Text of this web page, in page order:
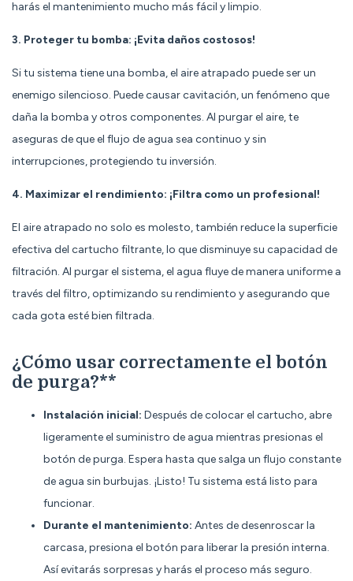
harás el mantenimiento mucho más fácil y limpio.
3. Proteger tu bomba: ¡Evita daños costosos!
Si tu sistema tiene una bomba, el aire atrapado puede ser un
enemigo silencioso. Puede causar cavitación, un fenómeno que
daña la bomba y otros componentes. Al purgar el aire, te
aseguras de que el flujo de agua sea continuo y sin
interrupciones, protegiendo tu inversión.
4. Maximizar el rendimiento: ¡Filtra como un profesional!
El aire atrapado no solo es molesto, también reduce la superficie
efectiva del cartucho filtrante, lo que disminuye su capacidad de
filtración. Al purgar el sistema, el agua fluye de manera uniforme a
través del filtro, optimizando su rendimiento y asegurando que
cada gota esté bien filtrada.
¿Cómo usar correctamente el botón
de purga?**
Instalación inicial: Después de colocar el cartucho, abre
ligeramente el suministro de agua mientras presionas el
botón de purga. Espera hasta que salga un flujo constante
de agua sin burbujas. ¡Listo! Tu sistema está listo para
funcionar.
Durante el mantenimiento: Antes de desenroscar la
carcasa, presiona el botón para liberar la presión interna.
Así evitarás sorpresas y harás el proceso más seguro.